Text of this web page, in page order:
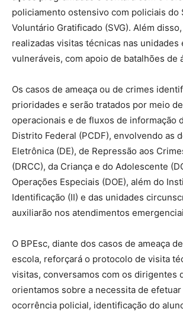
policiamento ostensivo com policiais do
Voluntário Gratificado (SVG). Além
realizadas visitas técnicas nas unidades
vulneráveis, com apoio de batalhões de
Os casos de ameaça ou de crimes
prioridades e serão tratados por meio
operacionais e de fluxos de informação
Distrito Federal (PCDF), envolvendo as
Eletrônica (DE), de Repressão aos
(DRCC), da Criança e do Adolescente
Operações Especiais (DOE), além do
Identificação (II) e das unidades
auxiliarão nos atendimentos
O BPEsc, diante dos casos de ameaça
escola, reforçará o protocolo de visita
visitas, conversamos com os dirigentes
orientamos sobre a necessita de
ocorrência policial, identificação do